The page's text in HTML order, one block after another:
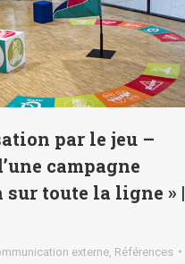
par le jeu –
campagne
sur toute la ligne » |
externe Références